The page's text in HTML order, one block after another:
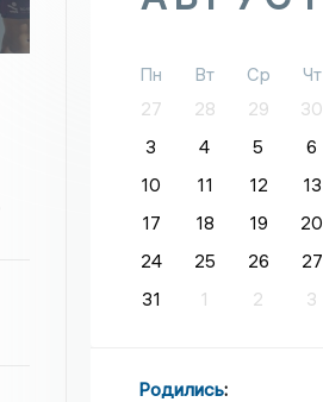
Пн Вт Ср Чт
27
28 29 30
3
4 5 6
10
11 12 13
17
18 19 20
24
25 26 27
31
1 2 3
Родились: